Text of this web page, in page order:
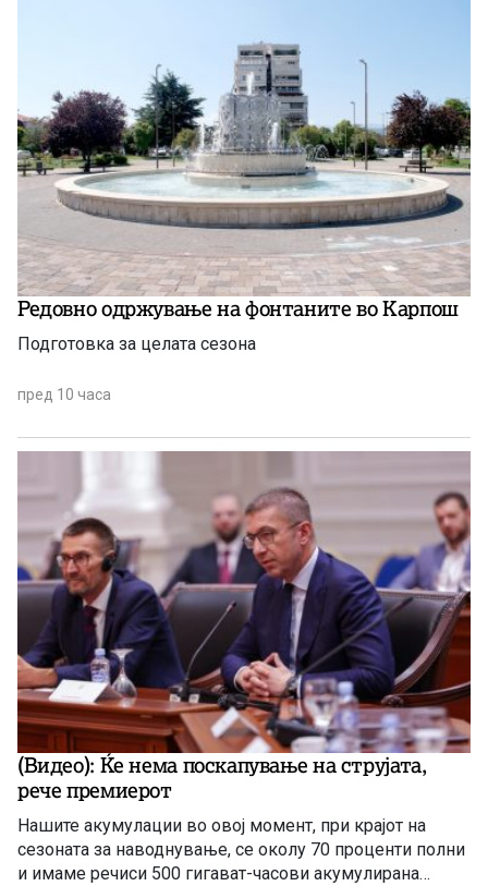
Редовно одржување на фонтаните во Карпош
Подготовка за целата сезона
пред 10 часа
(Видео): Ќе нема поскапување на струјата,
рече премиерот
Нашите акумулации во овој момент, при крајот на
сезоната за наводнување, се околу 70 проценти полни
и имаме речиси 500 гигават-часови акумулирана